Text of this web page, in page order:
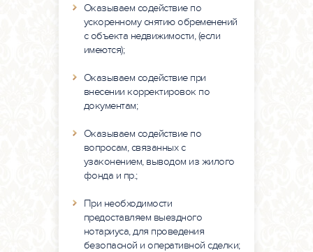
Оказываем содействие по
ускоренному снятию обременений
с объекта недвижимости, (если
имеются);
Оказываем содействие при
внесении корректировок по
документам;
Оказываем содействие по
вопросам, связанных с
узаконением, выводом из жилого
фонда и пр.;
При необходимости
предоставляем выездного
нотариуса, для проведения
безопасной и оперативной сделки;